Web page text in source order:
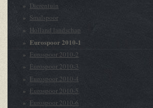
Dierentuin
Smalspoor
Holland landschap
Eurospoor 2010-1
Eurospoor 2010-2
Eurospoor 2010-3
Eurospoor 2010-4
Eurospoor 2010-5
Eurospoor 2010-6